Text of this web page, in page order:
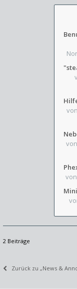
2 Beiträge
Zurück zu „News &